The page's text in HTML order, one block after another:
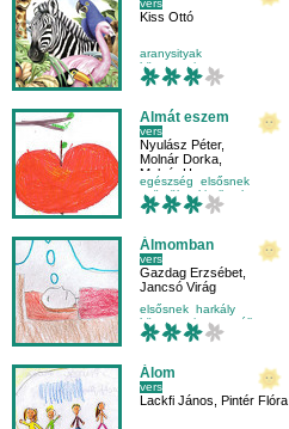
vers
Kiss Ottó
aranysityak
környezetismeret
negyedikesnek
Almát eszem
vers
Nyulász Péter,
Molnár Dorka
Molnár Hanna
egészség
elsősnek
gyümölcs kicsiknek
Álmomban
vers
Gazdag Erzsébet
Jancsó Virág
elsősnek harkály
környezetismeret
állat
Álom
vers
Lackfi János Pintér Flóra